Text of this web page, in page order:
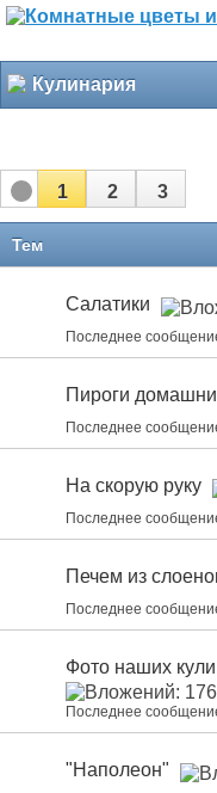
Кулинария
1 2 3
Тем
Салатики
Последнее
Пироги
Последнее
На скорую руку
Последнее
Печем из
Последнее
Фото наших
Последнее
"Наполеон"